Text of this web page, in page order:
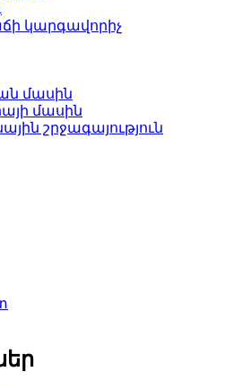
կարգավորիչ
մասին
մասին
շրջագայություն